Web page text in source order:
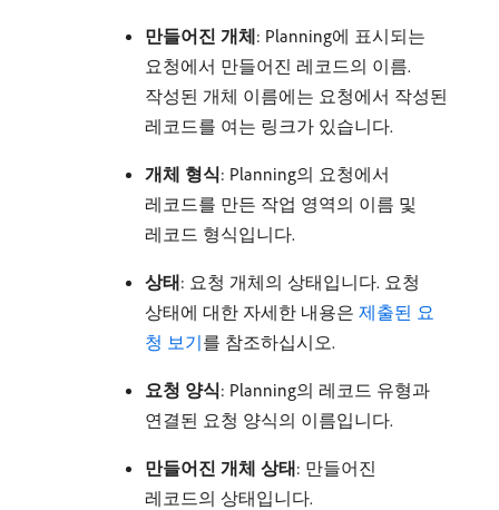
만들어진 개체: Planning에 표시되는
요청에서 만들어진 레코드의 이름.
작성된 개체 이름에는 요청에서 작성된
레코드를 여는 링크가 있습니다.
개체 형식: Planning의 요청에서
레코드를 만든 작업 영역의 이름 및
레코드 형식입니다.
상태: 요청 개체의 상태입니다. 요청
상태에 대한 자세한 내용은 제출된 요
청 보기를 참조하십시오.
요청 양식: Planning의 레코드 유형과
연결된 요청 양식의 이름입니다.
만들어진 개체 상태: 만들어진
레코드의 상태입니다.